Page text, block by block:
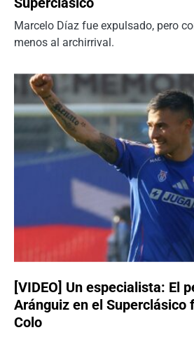
Marcelo Díaz fue expulsado, pero
menos al archirrival.
[VIDEO] Un especialista: El
Aránguiz en el Superclásico
Colo